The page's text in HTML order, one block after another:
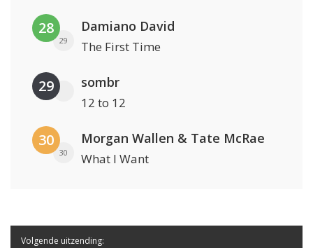
28
29
Damiano David
The First Time
29 sombr
12 to 12
30
30
Morgan Wallen & Tate McRae
What I Want
Volgende uitzending: